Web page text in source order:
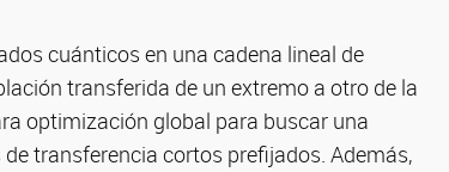
cuánticos en una cadena lineal de
transferida de un extremo a otro de la
optimización global para buscar una
transferencia cortos prefijados. Además,